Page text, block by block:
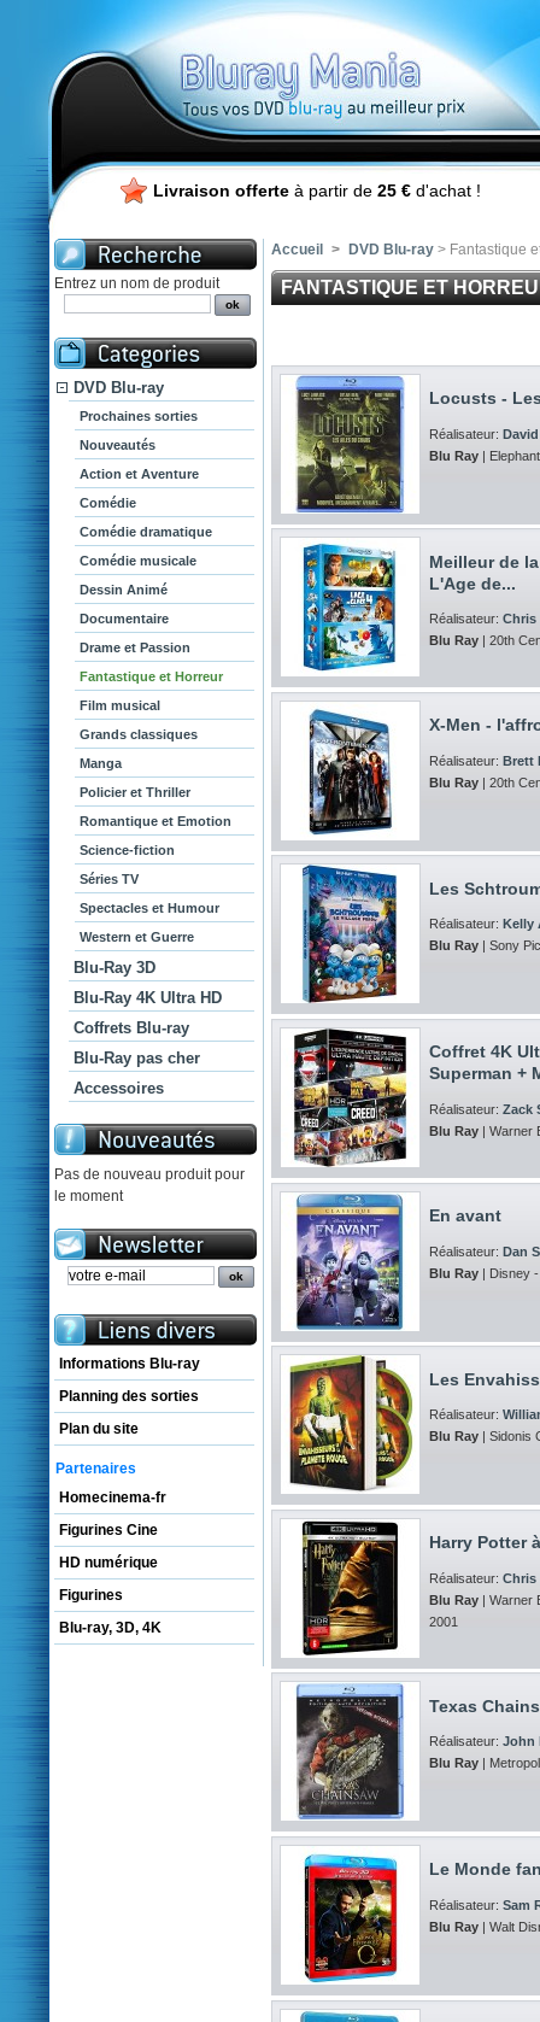
Livraison offerte à partir de 25 € d'achat !
Entrez un nom de produit
DVD Blu-ray
Prochaines sorties
Nouveautés
Action et Aventure
Comédie
Comédie dramatique
Comédie musicale
Dessin Animé
Documentaire
Drame et Passion
Fantastique et Horreur
Film musical
Grands classiques
Manga
Policier et Thriller
Romantique et Emotion
Science-fiction
Séries TV
Spectacles et Humour
Western et Guerre
Blu-Ray 3D
Blu-Ray 4K Ultra HD
Coffrets Blu-ray
Blu-Ray pas cher
Accessoires
Pas de nouveau produit pour
le moment
Informations Blu-ray
Planning des sorties
Plan du site
Partenaires
Homecinema-fr
Figurines Cine
HD numérique
Figurines
Blu-ray, 3D, 4K
Accueil > DVD Blu-ray > Fantastique
FANTASTIQUE ET
Locusts -
Réalisateur:
Blu Ray |
Meilleur de
L'Age de...
Réalisateur:Chris
Blu Ray | 20th
X-Men -
Réalisateur:Brett
Blu Ray | 20th
Les
Réalisateur: Kelly
Blu Ray | Sony
Coffret 4K
Superman +
Réalisateur:Zack
Blu Ray | Warner
En avant
Réalisateur:Dan
Blu Ray | Disney
Les
Réalisateur:
Blu Ray | Sidonis
Harry Potter
Réalisateur:Chris
Blu Ray | Warner
2001
Texas
Réalisateur:John
Blu Ray |
Le Monde
Réalisateur:Sam
Blu Ray | Walt